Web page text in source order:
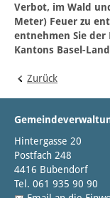
Verbot, im Wald
Meter) Feuer zu
entnehmen Sie der
Kantons Basel-
Zurück
Hintergasse 20
Postfach 248
4416 Bubendorf
Tel. 061 935 90 90